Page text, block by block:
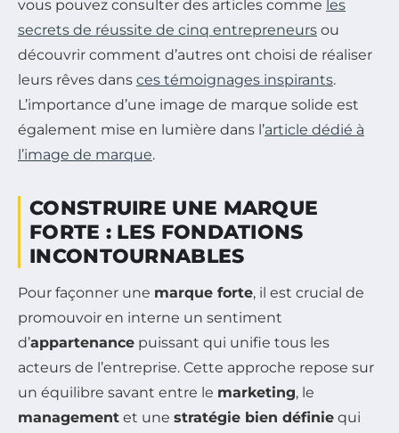
vous pouvez consulter des articles comme les
secrets de réussite de cinq entrepreneurs ou
découvrir comment d’autres ont choisi de réaliser
leurs rêves dans ces témoignages inspirants.
L’importance d’une image de marque solide est
également mise en lumière dans l’article dédié à
l’image de marque.
CONSTRUIRE UNE MARQUE
FORTE : LES FONDATIONS
INCONTOURNABLES
Pour façonner une marque forte, il est crucial de
promouvoir en interne un sentiment
d’appartenance puissant qui unifie tous les
acteurs de l’entreprise. Cette approche repose sur
un équilibre savant entre le marketing, le
management et une stratégie bien définie qui